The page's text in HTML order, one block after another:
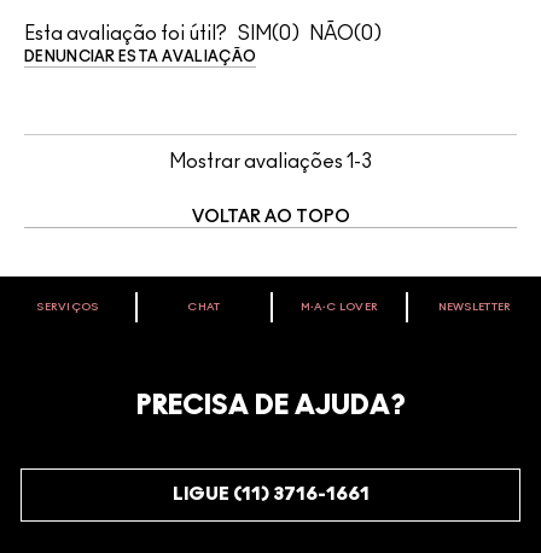
Esta avaliação foi útil? 0 0
DENUNCIAR ESTA AVALIAÇÃO
Mostrar avaliações 1-3
VOLTAR AO TOPO
VOCÊ É M·A·C LOVER?
começando com 10% de desconto na sua próxima compra.
SERVIÇOS CHAT M∙A∙C LOVER NEWSLETTER
PRECISA DE AJUDA?
LIGUE (11) 3716-1661